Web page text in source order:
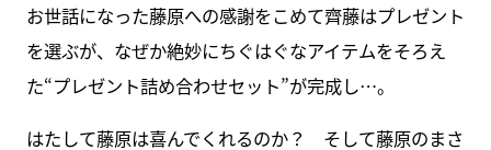
お世話になった藤原への感謝をこめて齊藤はプレゼント
を選ぶが、なぜか絶妙にちぐはぐなアイテムをそろえ
た“プレゼント詰め合わせセット”が完成し…。
はたして藤原は喜んでくれるのか？ そして藤原のまさ